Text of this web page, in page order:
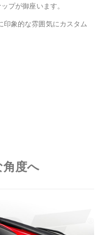
プが御座います。
印象的な雰囲気にカスタム
度へ